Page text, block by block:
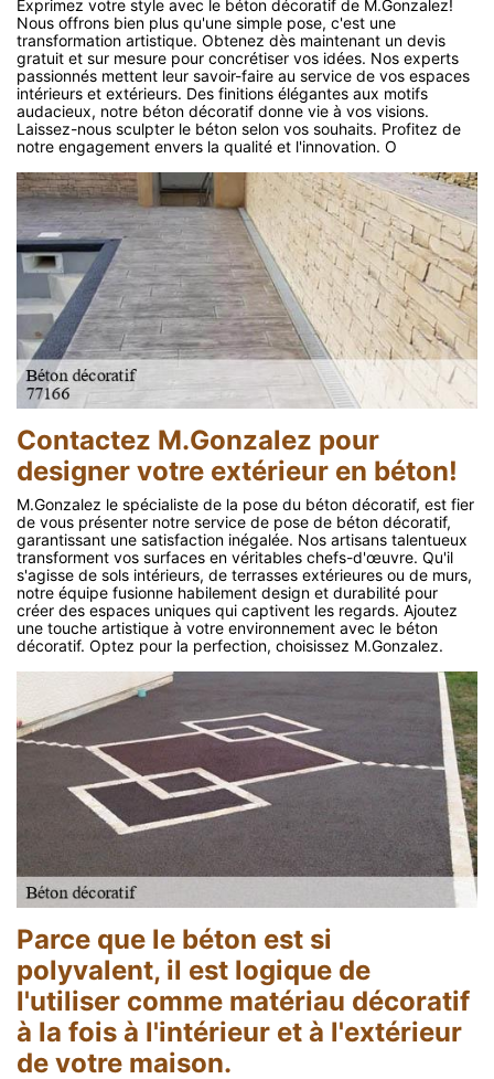
Exprimez votre style avec le béton décoratif de M.Gonzalez!
Nous offrons bien plus qu'une simple pose, c'est une
transformation artistique. Obtenez dès maintenant un devis
gratuit et sur mesure pour concrétiser vos idées. Nos experts
passionnés mettent leur savoir-faire au service de vos espaces
intérieurs et extérieurs. Des finitions élégantes aux motifs
audacieux, notre béton décoratif donne vie à vos visions.
Laissez-nous sculpter le béton selon vos souhaits. Profitez de
notre engagement envers la qualité et l'innovation. O
Contactez M.Gonzalez pour
designer votre extérieur en béton!
M.Gonzalez le spécialiste de la pose du béton décoratif, est fier
de vous présenter notre service de pose de béton décoratif,
garantissant une satisfaction inégalée. Nos artisans talentueux
transforment vos surfaces en véritables chefs-d'œuvre. Qu'il
s'agisse de sols intérieurs, de terrasses extérieures ou de murs,
notre équipe fusionne habilement design et durabilité pour
créer des espaces uniques qui captivent les regards. Ajoutez
une touche artistique à votre environnement avec le béton
décoratif. Optez pour la perfection, choisissez M.Gonzalez.
Parce que le béton est si
polyvalent, il est logique de
l'utiliser comme matériau décoratif
à la fois à l'intérieur et à l'extérieur
de votre maison.